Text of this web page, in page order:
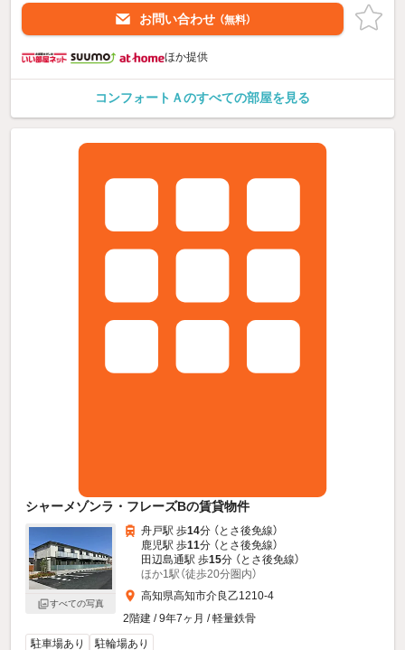
お問い合わせ （無料）
ほか提供
コンフォートＡのすべての部屋を見る
シャーメゾンラ・フレーズBの賃貸物件
すべての写真
舟戸駅 歩14分 （とさ後免線）
鹿児駅 歩11分 （とさ後免線）
田辺島通駅 歩15分 （とさ後免線）
ほか1駅（徒歩20分圏内）
高知県高知市介良乙1210-4
2階建 / 9年7ヶ月 / 軽量鉄骨
駐車場あり
駐輪場あり